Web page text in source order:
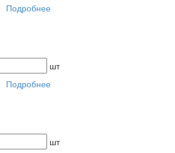
Подробнее
шт
Подробнее
шт